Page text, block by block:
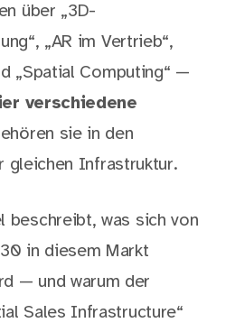
über „3D-
„AR im Vertrieb“,
„Spatial Computing“ —
verschiedene
sie in den
gleichen Infrastruktur.
beschreibt, was sich von
in diesem Markt
— und warum der
Sales Infrastructure“